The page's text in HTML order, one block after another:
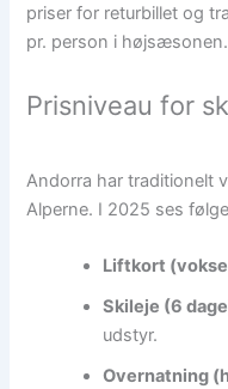
priser for returbillet og
pr. person i højsæsonen.
Prisniveau for
Andorra har traditionelt
Alperne. I 2025 ses
Liftkort
Skileje (6
udstyr.
Overnatning